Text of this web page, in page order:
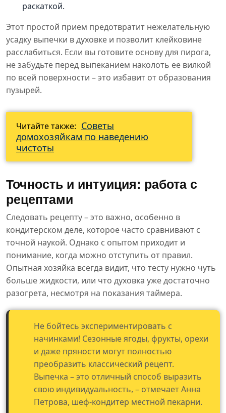
раскаткой.
Этот простой прием предотвратит нежелательную
усадку выпечки в духовке и позволит клейковине
расслабиться. Если вы готовите основу для пирога,
не забудьте перед выпеканием наколоть ее вилкой
по всей поверхности – это избавит от образования
пузырей.
Читайте также: Советы
домохозяйкам по наведению
чистоты
Точность и интуиция: работа с
рецептами
Следовать рецепту – это важно, особенно в
кондитерском деле, которое часто сравнивают с
точной наукой. Однако с опытом приходит и
понимание, когда можно отступить от правил.
Опытная хозяйка всегда видит, что тесту нужно чуть
больше жидкости, или что духовка уже достаточно
разогрета, несмотря на показания таймера.
Не бойтесь экспериментировать с
начинками! Сезонные ягоды, фрукты, орехи
и даже пряности могут полностью
преобразить классический рецепт.
Выпечка – это отличный способ выразить
свою индивидуальность, – отмечает Анна
Петрова, шеф-кондитер местной пекарни.